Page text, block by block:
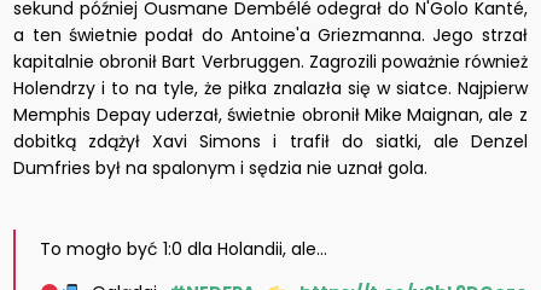
sekund później Ousmane Dembélé odegrał do N'Golo Kanté,
a ten świetnie podał do Antoine'a Griezmanna. Jego strzał
kapitalnie obronił Bart Verbruggen. Zagrozili poważnie również
Holendrzy i to na tyle, że piłka znalazła się w siatce. Najpierw
Memphis Depay uderzał, świetnie obronił Mike Maignan, ale z
dobitką zdążył Xavi Simons i trafił do siatki, ale Denzel
Dumfries był na spalonym i sędzia nie uznał gola.
To mogło być 1:0 dla Holandii, ale...